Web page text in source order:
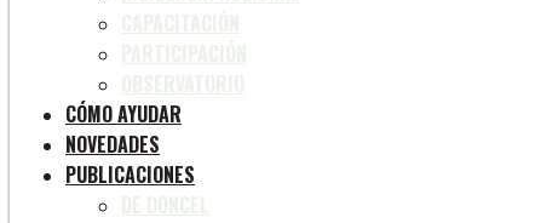
CÓMO AYUDAR
NOVEDADES
PUBLICACIONES